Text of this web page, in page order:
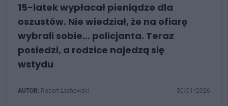
15-latek wypłacał pieniądze dla
oszustów. Nie wiedział, że na ofiarę
wybrali sobie… policjanta. Teraz
posiedzi, a rodzice najedzą się
wstydu
AUTOR: Robert Lechowski 30/01/2026